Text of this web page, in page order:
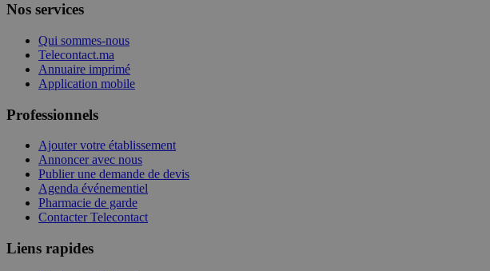
Nos services
Qui sommes-nous
Telecontact.ma
Annuaire imprimé
Application mobile
Professionnels
Ajouter votre établissement
Annoncer avec nous
Publier une demande de devis
Agenda événementiel
Pharmacie de garde
Contacter Telecontact
Liens rapides